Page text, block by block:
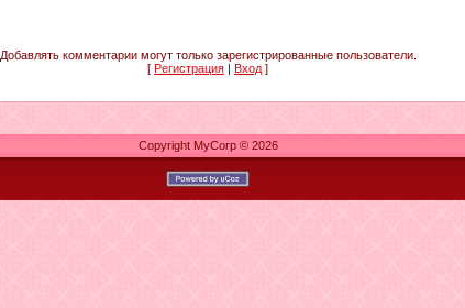
Добавлять комментарии могут только зарегистрированные пользователи.
[ Регистрация | Вход ]
Copyright MyCorp © 2026